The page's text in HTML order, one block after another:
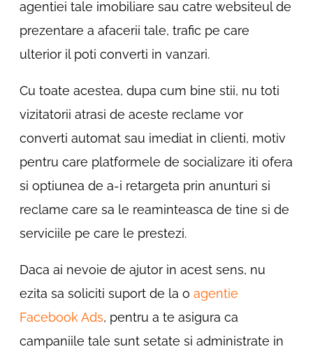
agentiei tale imobiliare sau catre websiteul de
prezentare a afacerii tale, trafic pe care
ulterior il poti converti in vanzari.
Cu toate acestea, dupa cum bine stii, nu toti
vizitatorii atrasi de aceste reclame vor
converti automat sau imediat in clienti, motiv
pentru care platformele de socializare iti ofera
si optiunea de a-i retargeta prin anunturi si
reclame care sa le reaminteasca de tine si de
serviciile pe care le prestezi.
Daca ai nevoie de ajutor in acest sens, nu
ezita sa soliciti suport de la oagentie
Facebook Ads, pentru a te asigura ca
campaniile tale sunt setate si administrate in